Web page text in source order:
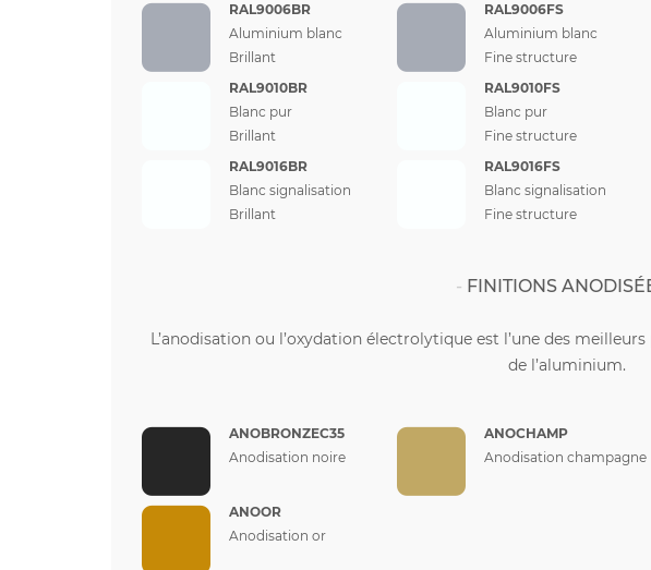
RAL9006BR
Aluminium blanc
Brillant
RAL9006FS
Aluminium blanc
Fine structure
RAL9010BR
Blanc pur
Brillant
RAL9010FS
Blanc pur
Fine structure
RAL9016BR
Blanc signalisation
Brillant
RAL9016FS
Blanc signalisation
Fine structure
FINITIONS
L’anodisation ou l’oxydation électrolytique est l’une des
de l’aluminium.
ANOBRONZEC35
Anodisation noire
ANOCHAMP
Anodisation champagne
ANOOR
Anodisation or